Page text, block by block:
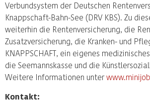
Verbundsystem der Deutschen
Knappschaft-Bahn-See (DRV KBS). Zu
weiterhin die Rentenversicherung, die
Zusatzversicherung, die Kranken- und
KNAPPSCHAFT, ein eigenes
die Seemannskasse und die
Weitere Informationen unter
Kontakt: